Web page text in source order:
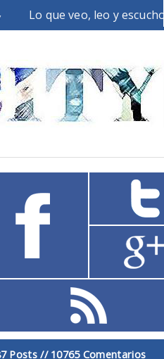
Lo que veo, leo y escucho
Posts // 10765 Comentarios